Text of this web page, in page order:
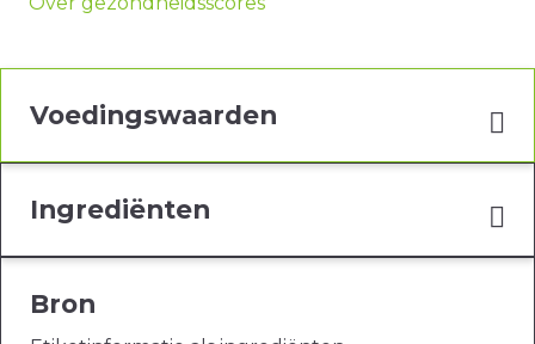
Voedingswaarden
Ingrediënten
Bron